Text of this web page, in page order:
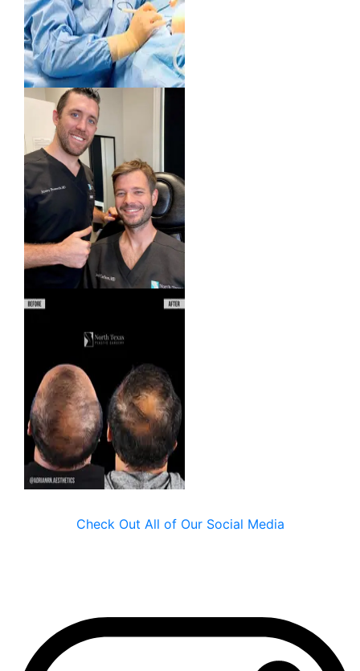
Check Out All of Our Social Media